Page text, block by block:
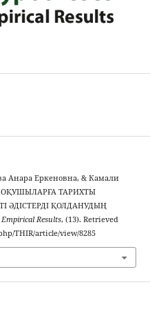
Анара Еркеновна, & Камали
ОҚУШЫЛАРҒА ТАРИХТЫ
ӘДІСТЕРДІ ҚОЛДАНУДЫҢ
Results, (13). Retrieved
THIR/article/view/8285